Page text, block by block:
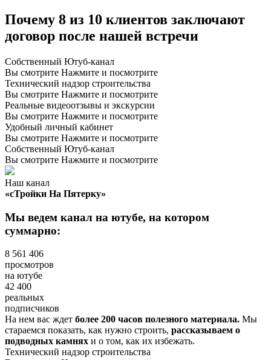
Почему 8 из 10 клиентов заключают
договор после нашей встречи
Собственный Ютуб-канал
Вы смотрите Нажмите и посмотрите
Технический надзор строительства
Вы смотрите Нажмите и посмотрите
Реальные видеоотзывы и экскурсии
Вы смотрите Нажмите и посмотрите
Удобный личный кабинет
Вы смотрите Нажмите и посмотрите
Собственный Ютуб-канал
Вы смотрите Нажмите и посмотрите
Наш канал
«сТройки На Пятерку»
Мы ведем канал на ютубе, на котором
суммарно:
8 561 406
просмотров
на ютубе
42 400
реальных
подписчиков
На нем вас ждет более 200 часов полезного материала. Мы
стараемся показать, как нужно строить, рассказываем о
подводных камнях и о том, как их избежать.
Технический надзор строительства